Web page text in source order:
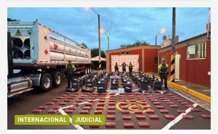
INTERNACIONAL JUDICIAL